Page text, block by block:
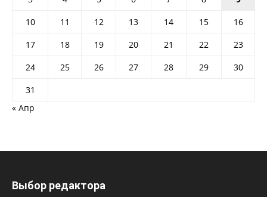
10
11 12 13 14 15
16
17
18 19 20 21 22
23
24
25 26 27 28 29
30
31
« Апр
Выбор редактора